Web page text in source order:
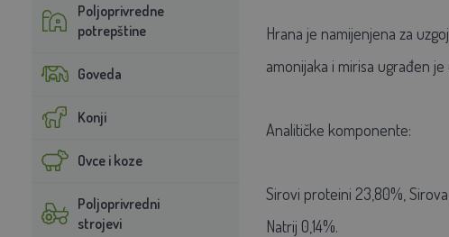
Poljoprivredne
potrepštine
Goveda
Konji
Ovce i koze
Poljoprivredni
strojevi
Hrana je namijenjena za
amonijaka i mirisa ugrađen
Analitičke komponente:
Sirovi proteini 23,80%,
Natrij 0,14%.